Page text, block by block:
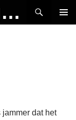
MAD Media Magazine
jammer dat het